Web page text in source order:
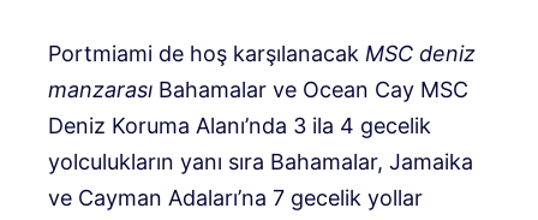
Portmiami de hoş karşılanacak MSC deniz
manzarası Bahamalar ve Ocean Cay MSC
Deniz Koruma Alanı’nda 3 ila 4 gecelik
yolculukların yanı sıra Bahamalar, Jamaika
ve Cayman Adaları’na 7 gecelik yollar